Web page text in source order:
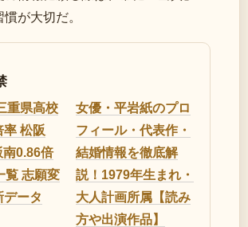
が大切だ。
重県高校
率 松阪
南0.86倍
覧 志願変
データ
女優・平岩紙のプロ
フィール・代表作・
結婚情報を徹底解
説！1979年生まれ・
大人計画所属【読み
方や出演作品】